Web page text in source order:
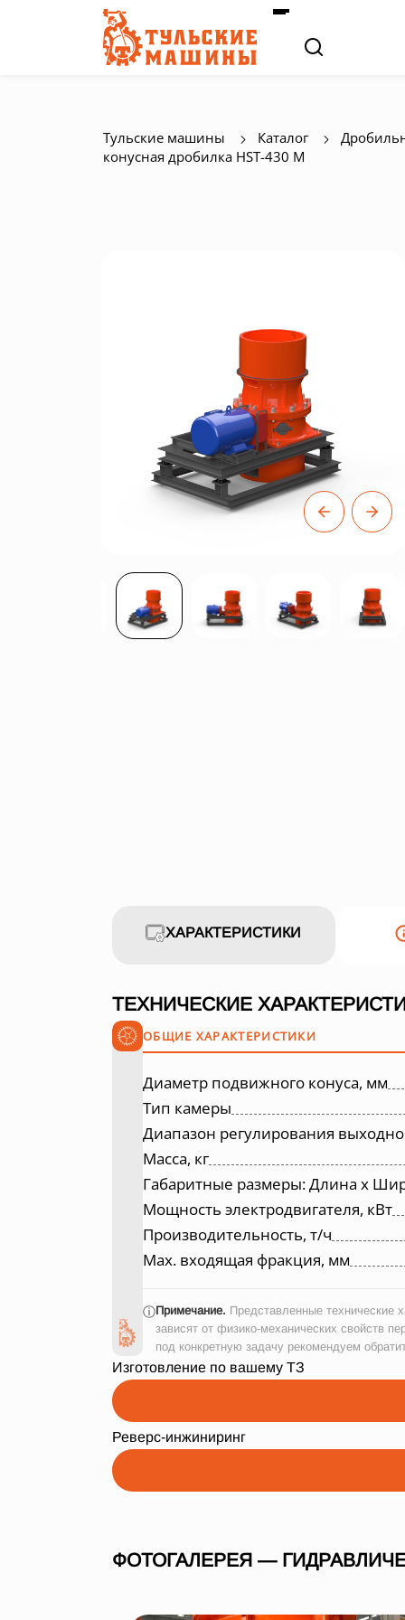
Тульские машины Каталог
конусная дробилка HST-430 M
ХАРАКТЕРИСТИКИ
ТЕХНИЧЕСКИЕ
ОБЩИЕ ХАРАКТЕРИСТИКИ
Диаметр подвижного конуса, мм
Тип камеры
Диапазон регулирования
Масса, кг
Габаритные размеры: Длина х
Мощность электродвигателя, кВт
Производительность, т/ч
Max. входящая фракция, мм
ⓘПримечание. Представленные технические
зависят от физико-механических свойств
под конкретную задачу рекомендуем
Изготовление по вашему ТЗ
Реверс-инжиниринг
ФОТОГАЛЕРЕЯ —